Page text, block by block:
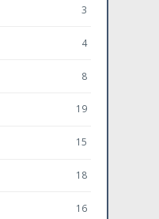
3
4
8
19
15
18
16